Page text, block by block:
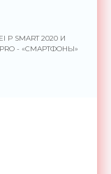
SMART 2020 И
- «СМАРТФОНЫ»